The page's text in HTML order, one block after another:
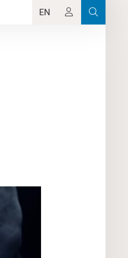
EN